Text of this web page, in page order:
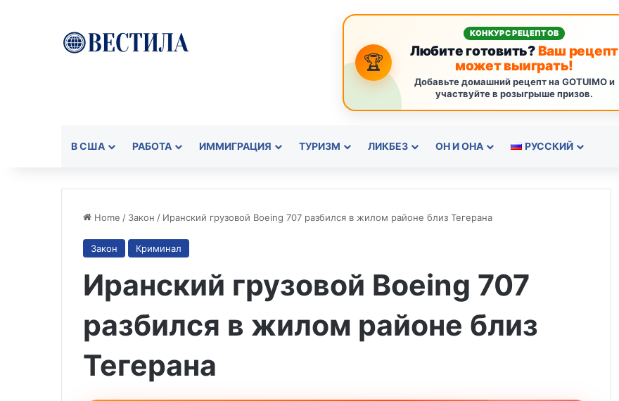
🏆
КОНКУРС РЕЦЕПТОВ
Любите готовить?Ваш рецепт
может выиграть!
Добавьте домашний рецепт на GOTUIMO и
участвуйте в розыгрыше призов.
В США РАБОТА ИММИГРАЦИЯ ТУРИЗМ ЛИКБЕЗ ОН И ОНА РУССКИЙ
Home / Закон / Иранский грузовой Boeing 707 разбился в жилом районе близ Тегерана
Закон Криминал
Иранский грузовой Boeing 707
разбился в жилом районе близ
Тегерана